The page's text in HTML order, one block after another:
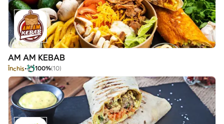
AM AM KEBAB
Închis 100%(10)